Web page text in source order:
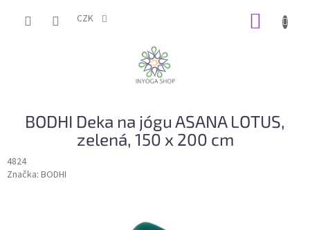
CZK
BODHI Deka na jógu ASANA LOTUS,
zelená, 150 x 200 cm
4824
Značka: BODHI